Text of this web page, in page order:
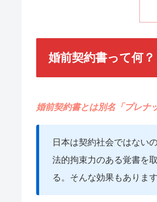
婚前契約書って何？
婚前契約書とは別名「プレナ
日本は契約社会ではない
法的拘束力のある覚書を
る。そんな効果もあります